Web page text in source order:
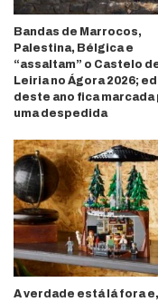
Bandas de Marrocos,
Palestina, Bélgica e
“assaltam” o Castelo
Leiria no Ágora 2026;
deste ano fica marcada
uma despedida
A verdade está lá fora e,